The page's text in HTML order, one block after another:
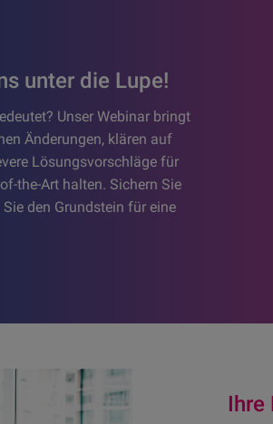
unter die Lupe!
Unser Webinar bringt
Änderungen, klären auf
Lösungsvorschläge für
the-Art halten. Sichern Sie
den Grundstein für eine
Ihre